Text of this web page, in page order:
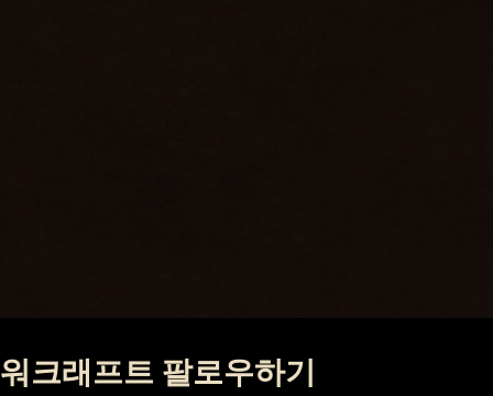
워크래프트 팔로우하기